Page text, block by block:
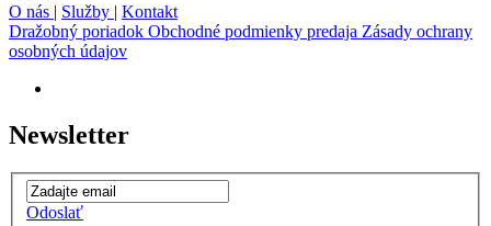
O nás | Služby | Kontakt
Dražobný poriadok Obchodné podmienky predaja Zásady ochrany
osobných údajov
Newsletter
Odoslať